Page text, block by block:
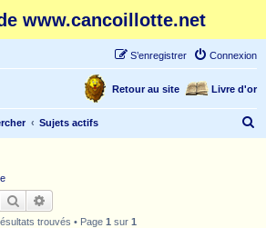
www.cancoillotte.net
Connexion
S’enregistrer
Livre d'or
Retour au site
Sujets actifs
Rechercher
trouvés • Page 1 sur 1